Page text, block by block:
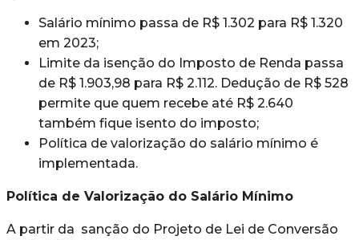
Salário mínimo passa de R$ 1.302 para R$ 1.320
em 2023;
Limite da isenção do Imposto de Renda passa
de R$ 1.903,98 para R$ 2.112. Dedução de R$ 528
permite que quem recebe até R$ 2.640
também fique isento do imposto;
Política de valorização do salário mínimo é
implementada.
Política de Valorização do Salário Mínimo
A partir da sanção do Projeto de Lei de Conversão